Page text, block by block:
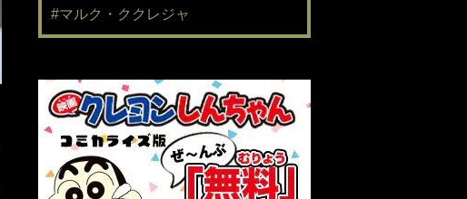
#マルク・ククレジャ